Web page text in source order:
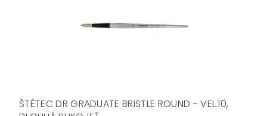
ŠTĚTEC DR GRADUATE BRISTLE ROUND - VEL.10,